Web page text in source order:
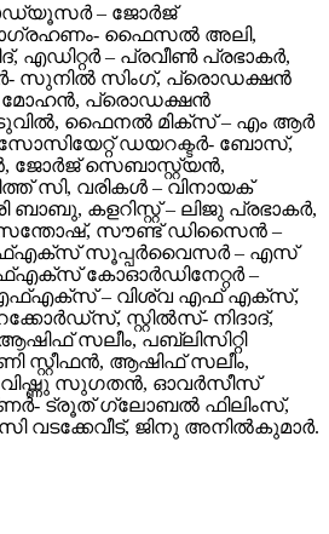
– ജോർജ്
ഫൈസൽ അലി,
എഡിറ്റർ – പ്രവീൺ പ്രഭാകർ,
സിംഗ്, പ്രൊഡക്ഷൻ
മോഹൻ, പ്രൊഡക്ഷൻ
ഫൈനൽ മിക്സ് – എം ആർ
ഡയറക്ടർ- ബോസ്,
ജോർജ് സെബാസ്റ്റ്യൻ,
സി, വരികൾ – വിനായക്
ബാബു, കളറിസ്റ്റ് – ലിജു പ്രഭാകർ,
സന്തോഷ്, സൗണ്ട് ഡിസൈൻ –
സൂപ്പർവൈസർ – എസ്
കോഓർഡിനേറ്റർ –
– വിശ്വ എഫ് എക്സ്,
സ്റ്റിൽസ്- നിദാദ്,
സലീം, പബ്ലിസിറ്റി
ആഷിഫ് സലീം,
വിഷ്ണു സുഗതൻ, ഓവർസീസ്
ട്രൂത് ഗ്ലോബൽ ഫിലിംസ്,
വടക്കേവീട്, ജിനു അനിൽകുമാർ.